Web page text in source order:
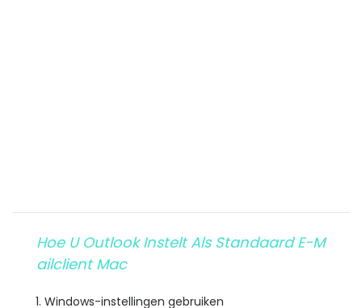
Hoe U Outlook Instelt Als Standaard E-M
Ailclient Mac
Windows-instellingen gebruiken